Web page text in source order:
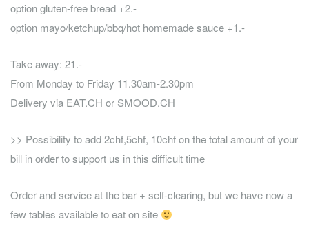
option gluten-free bread +2.-
option mayo/ketchup/bbq/hot homemade sauce +1.-
Take away: 21.-
From Monday to Friday 11.30am-2.30pm
Delivery via EAT.CH or SMOOD.CH
>> Possibility to add 2chf,5chf, 10chf on the total amount of your
bill in order to support us in this difficult time
Order and service at the bar + self-clearing, but we have now a
few tables available to eat on site